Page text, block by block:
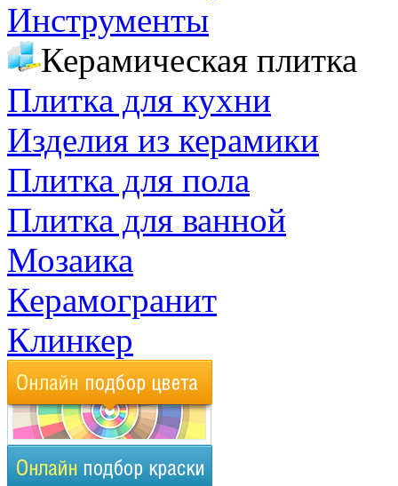
Инструменты
Керамическая плитка
Плитка для кухни
Изделия из керамики
Плитка для пола
Плитка для ванной
Мозаика
Керамогранит
Клинкер